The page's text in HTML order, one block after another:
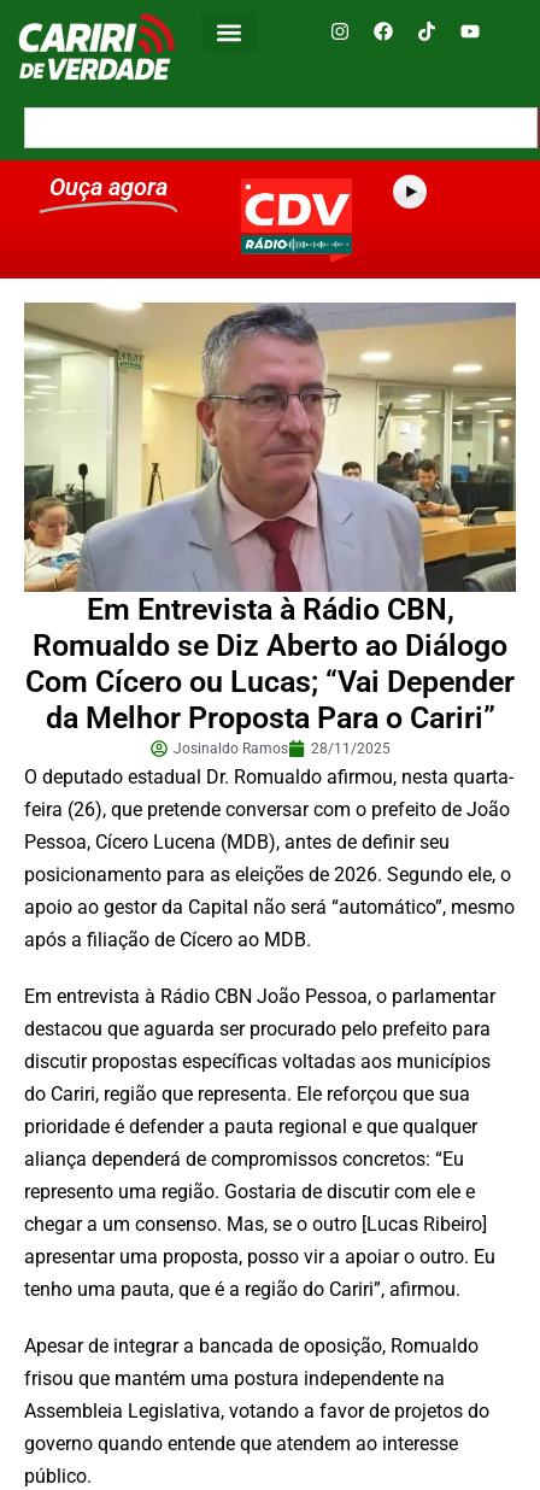
Ouça agora
Em Entrevista à Rádio CBN,
Romualdo se Diz Aberto ao Diálogo
Com Cícero ou Lucas; “Vai Depender
da Melhor Proposta Para o Cariri”
Josinaldo Ramos 28/11/2025
O deputado estadual Dr. Romualdo afirmou, nesta quarta-
feira (26), que pretende conversar com o prefeito de João
Pessoa, Cícero Lucena (MDB), antes de definir seu
posicionamento para as eleições de 2026. Segundo ele, o
apoio ao gestor da Capital não será “automático”, mesmo
após a filiação de Cícero ao MDB.
Em entrevista à Rádio CBN João Pessoa, o parlamentar
destacou que aguarda ser procurado pelo prefeito para
discutir propostas específicas voltadas aos municípios
do Cariri, região que representa. Ele reforçou que sua
prioridade é defender a pauta regional e que qualquer
aliança dependerá de compromissos concretos: “Eu
represento uma região. Gostaria de discutir com ele e
chegar a um consenso. Mas, se o outro [Lucas Ribeiro]
apresentar uma proposta, posso vir a apoiar o outro. Eu
tenho uma pauta, que é a região do Cariri”, afirmou.
Apesar de integrar a bancada de oposição, Romualdo
frisou que mantém uma postura independente na
Assembleia Legislativa, votando a favor de projetos do
governo quando entende que atendem ao interesse
público.